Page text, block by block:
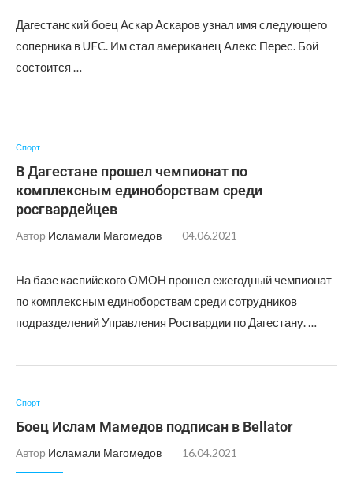
Дагестанский боец Аскар Аскаров узнал имя следующего
соперника в UFC. Им стал американец Алекс Перес. Бой
состоится …
Спорт
В Дагестане прошел чемпионат по
комплексным единоборствам среди
росгвардейцев
Автор Исламали Магомедов 04.06.2021
На базе каспийского ОМОН прошел ежегодный чемпионат
по комплексным единоборствам среди сотрудников
подразделений Управления Росгвардии по Дагестану. …
Спорт
Боец Ислам Мамедов подписан в Bellator
Автор Исламали Магомедов 16.04.2021